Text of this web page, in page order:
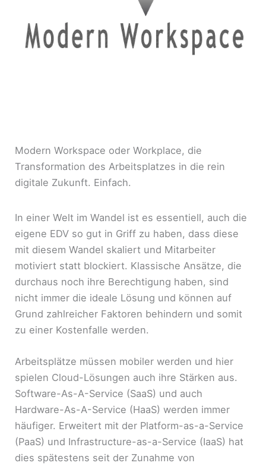
Modern Workspace oder Workplace, die
Transformation des Arbeitsplatzes in die rein
digitale Zukunft. Einfach.
In einer Welt im Wandel ist es essentiell, auch die
eigene EDV so gut in Griff zu haben, dass diese
mit diesem Wandel skaliert und Mitarbeiter
motiviert statt blockiert. Klassische Ansätze, die
durchaus noch ihre Berechtigung haben, sind
nicht immer die ideale Lösung und können auf
Grund zahlreicher Faktoren behindern und somit
zu einer Kostenfalle werden.
Arbeitsplätze müssen mobiler werden und hier
spielen Cloud-Lösungen auch ihre Stärken aus.
Software-As-A-Service (SaaS) und auch
Hardware-As-A-Service (HaaS) werden immer
häufiger. Erweitert mit der Platform-as-a-Service
(PaaS) und Infrastructure-as-a-Service (IaaS) hat
dies spätestens seit der Zunahme von